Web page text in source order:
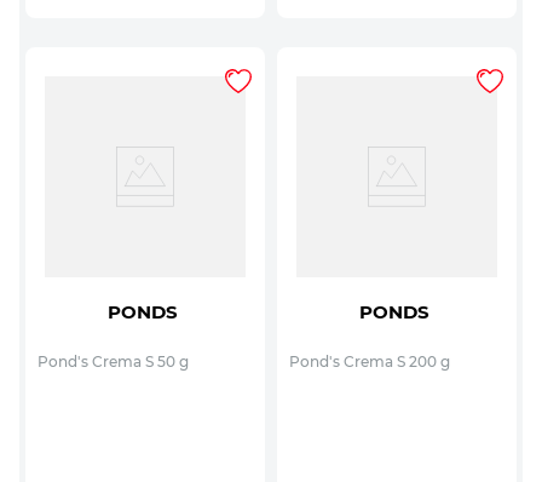
PONDS
Pond's Crema S 50 g
PONDS
Pond's Crema S 200 g